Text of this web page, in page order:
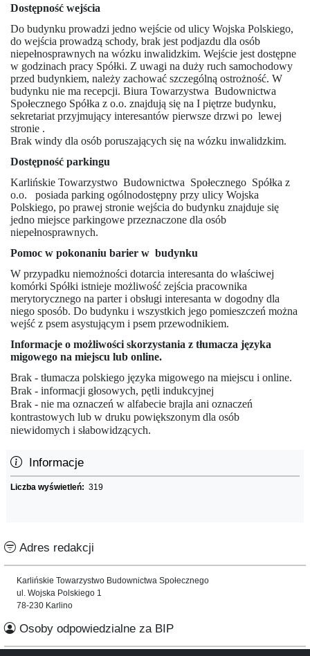
Dostępność wejścia
Do budynku prowadzi jedno wejście od ulicy Wojska Polskiego,
do wejścia prowadzą schody, brak jest podjazdu dla osób
niepełnosprawnych na wózku inwalidzkim. Wejście jest dostępne
w godzinach pracy Spółki. Z uwagi na duży ruch samochodowy
przed budynkiem, należy zachować szczególną ostrożność. W
budynku nie ma recepcji. Biura Towarzystwa Budownictwa
Społecznego Spółka z o.o. znajdują się na I piętrze budynku,
sekretariat przyjmujący interesantów pierwsze drzwi po lewej
stronie .
Brak windy dla osób poruszających się na wózku inwalidzkim.
Dostępność parkingu
Karlińskie Towarzystwo Budownictwa Społecznego Spółka z
o.o.
posiada parking ogólnodostępny przy ulicy Wojska
Polskiego, po prawej stronie wejścia do budynku znajduje się
jedno miejsce parkingowe przeznaczone dla osób
niepełnosprawnych.
Pomoc w pokonaniu barier w budynku
W przypadku niemożności dotarcia interesanta do właściwej
komórki Spółki istnieje możliwość zejścia pracownika
merytorycznego na parter i obsługi interesanta w dogodny dla
niego sposób. Do budynku i wszystkich jego pomieszczeń można
wejść z psem asystującym i psem przewodnikiem.
Informacje o możliwości skorzystania z tłumacza języka
migowego na miejscu lub online.
Brak - tłumacza polskiego języka migowego na miejscu i online.
Brak - informacji głosowych, pętli indukcyjnej
Brak - nie ma oznaczeń w alfabecie brajla ani oznaczeń
kontrastowych lub w druku powiększonym dla osób
niewidomych i słabowidzących.
Informacje
Liczba wyświetleń: 319
Adres redakcji
Karlińskie Towarzystwo Budownictwa Społecznego
ul. Wojska Polskiego 1
78-230 Karlino
Osoby odpowiedzialne za BIP